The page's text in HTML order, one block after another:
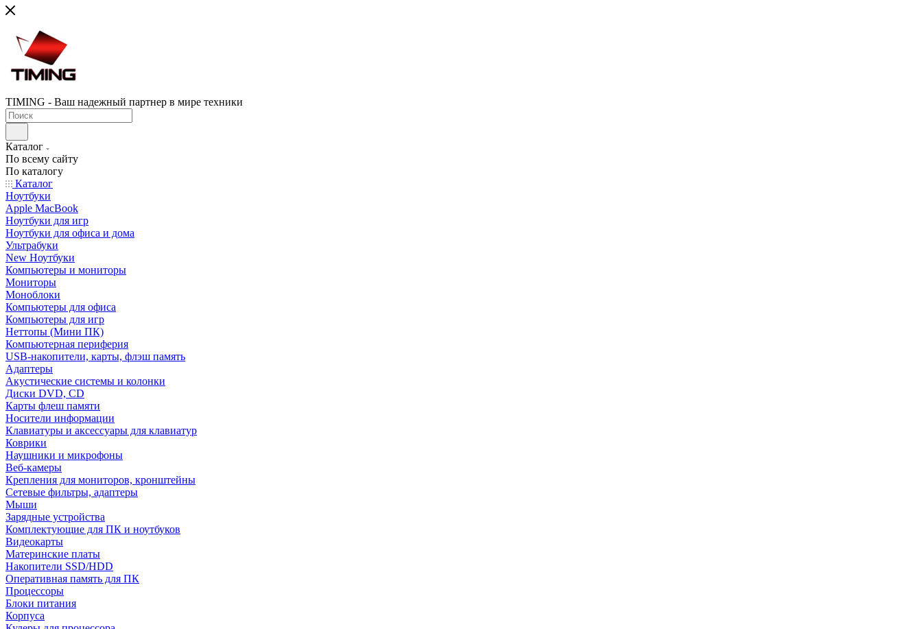
TIMING - Ваш надежный партнер в мире техники
Каталог
По всему сайту
По каталогу
Каталог
Ноутбуки
Apple MacBook
Ноутбуки для игр
Ноутбуки для офиса и дома
Ультрабуки
New Ноутбуки
Компьютеры и мониторы
Мониторы
Моноблоки
Компьютеры для офиса
Компьютеры для игр
Неттопы (Мини ПК)
Компьютерная периферия
USB-накопители, карты, флэш память
Адаптеры
Акустические системы и колонки
Диски DVD, CD
Карты флеш памяти
Носители информации
Клавиатуры и аксессуары для клавиатур
Коврики
Наушники и микрофоны
Веб-камеры
Крепления для мониторов, кронштейны
Сетевые фильтры, адаптеры
Мыши
Зарядные устройства
Комплектующие для ПК и ноутбуков
Видеокарты
Материнские платы
Накопители SSD/HDD
Оперативная память для ПК
Процессоры
Блоки питания
Корпуса